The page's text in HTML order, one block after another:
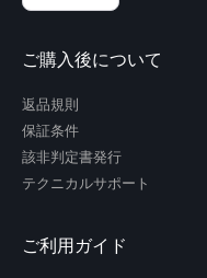
ご購入後について
返品規則
保証条件
該非判定書発行
テクニカルサポート
ご利用ガイド